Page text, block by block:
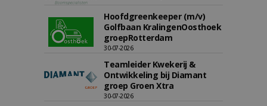
Hoofdgreenkeeper (m/v)
Golfbaan KralingenOosthoek
groepRotterdam
30-07-2026
Teamleider Kwekerij &
Ontwikkeling bij Diamant
groep Groen Xtra
30-07-2026